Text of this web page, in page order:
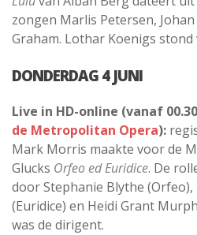
zongen Marlis Petersen,
Graham. Lothar Koenigs
DONDERDAG 4 JUNI
Live in HD-online (vanaf
de Metropolitan Opera):
Mark Morris maakte voor de
Glucks Orfeo ed Euridice. De
door Stephanie Blythe (Orfeo),
(Euridice) en Heidi Grant
was de dirigent.